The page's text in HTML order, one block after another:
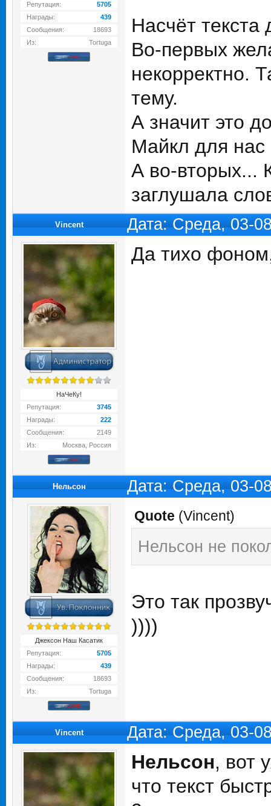
Репутация:
5705
Награды:
439
Сообщения:
18693
Из:
Tortuga
Насчёт
Во-первых
некорректно.
тему.
А значит это
Майкл для нас
А во-вторых...
заглушала
Vincent Дата: Среда, 03-
НаЧеКу!
Репутация:
3745
Награды:
222
Сообщения:
2149
Из:
Москва, Россия
Да тихо
Нельсон Дата: Среда, 03-
Джексон Наш Касатик
Репутация:
5705
Награды:
439
Сообщения:
18693
Из:
Tortuga
Quote (Vincent)
Нельсон не
Это так
))))
Vincent Дата: Среда, 03-
Нельсон, вот
что текст